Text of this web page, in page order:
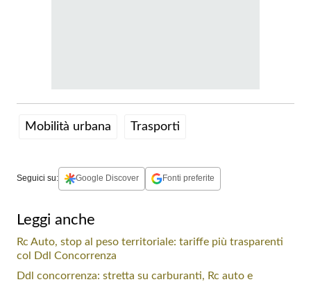
Mobilità urbana Trasporti
Seguici su: Google Discover Fonti preferite
Leggi anche
Rc Auto, stop al peso territoriale: tariffe più trasparenti
col Ddl Concorrenza
Ddl concorrenza: stretta su carburanti, Rc auto e